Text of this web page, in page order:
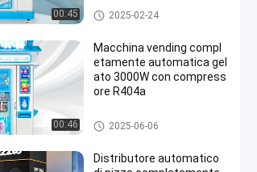
00:45
Distributore automatico del ge
lato
2025-02-24
00:46
Macchina vending compl
etamente automatica gel
ato 3000W con compress
ore R404a
Distributore automatico del ge
lato
2025-06-06
Distributore automatico